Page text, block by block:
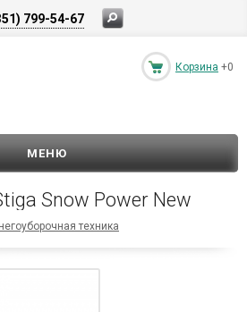
799-54-67
Корзина +0
МЕНЮ
Snow Power New
техника